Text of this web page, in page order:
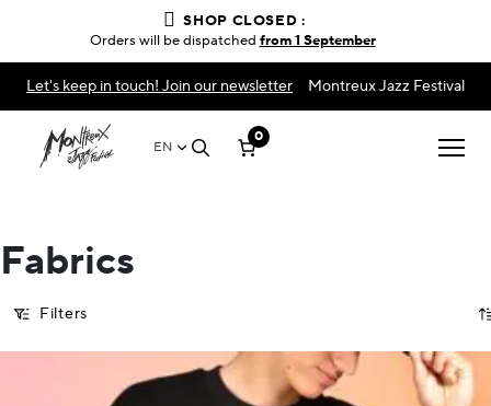
Let's keep in touch! Join our newsletter Montreux Jazz Festival
EN
0
Fabrics
Filters
SHOP CLOSED :
Orders will be dispatched from 1 September